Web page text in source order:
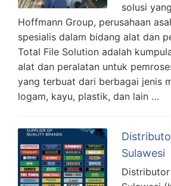
solusi
Hoffmann Group, perusahaan
spesialis dalam bidang alat dan
Total File Solution adalah
alat dan peralatan untuk
yang terbuat dari berbagai jenis
logam, kayu, plastik, dan lain …
Sulawesi